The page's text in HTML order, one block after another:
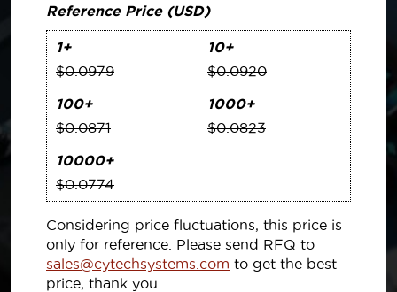
Reference Price (USD)
1+
$0.0979
10+
$0.0920
100+
$0.0871
1000+
$0.0823
10000+
$0.0774
Considering price fluctuations, this price is
only for reference. Please send RFQ to
sales@cytechsystems.com to get the best
price, thank you.